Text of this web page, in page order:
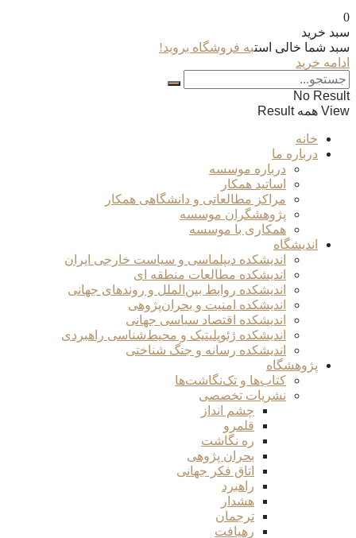
0
سبد خرید
سبد شما خالی استبه فروشگاه بروید!
ادامه خرید
No Result
View همه Result
خانه
درباره ما
درباره موسسه
اساتید همکار
مراکز مطالعاتی و دانشگاهی همکار
پژوهشگران موسسه
همکاری با موسسه
اندیشگاه
اندیشکده دیپلماسی و سیاست خارجی ایران
اندیشکده مطالعات منطقه ای
اندیشکده روابط بین‌الملل و روندهای جهانی
اندیشکده امنیت و بحران‌پژوهی
اندیشکده اقتصاد سیاسی جهانی
اندیشکده ژئوپلیتیک و محیط‌شناسی راهبردی
اندیشکده رسانه و جنگ شناختی
پژوهشگاه
کتاب‌ها و تک‌نگاشت‌ها
نشریات تخصصی
چشم انداز
قلمرو
ره نگاشت
بحران پژوهی
اتاق فکر جهانی
راهبرد
هشدار
ترجمان
رهیافت